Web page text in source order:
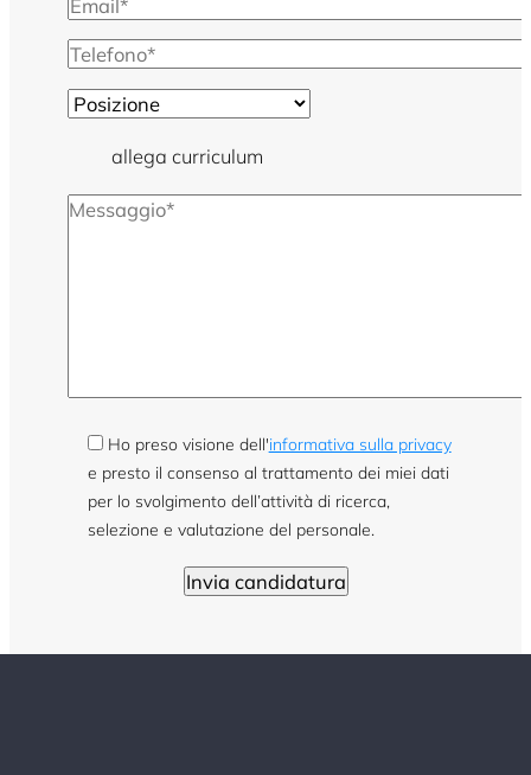
allega curriculum
Ho preso visione dell'informativa sulla privacy
e presto il consenso al trattamento dei miei dati
per lo svolgimento dell’attività di ricerca,
selezione e valutazione del personale.